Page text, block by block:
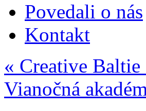
Povedali o nás
Kontakt
« Creative Baltie
Vianočná